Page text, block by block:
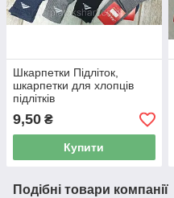
Шкарпетки Підліток,
шкарпетки для хлопців
підлітків
9,50 ₴
Купити
Подібні товари компанії